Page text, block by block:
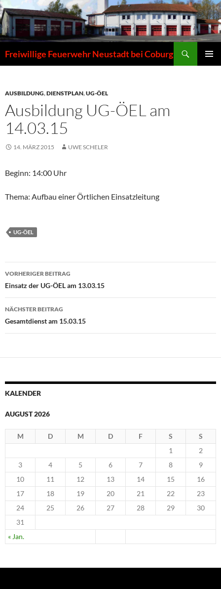
Zum
Inhalt
springen
Freiwillige Feuerwehr Neustadt bei Coburg
AUSBILDUNG,DIENSTPLAN,UG-ÖEL
Ausbildung UG-ÖEL am
14.03.15
14. MÄRZ 2015 UWE SCHELER
Beginn: 14:00 Uhr
Thema: Aufbau einer Örtlichen Einsatzleitung
UG-ÖEL
Beitragsnavigation
VORHERIGER BEITRAG
Einsatz der UG-ÖEL am 13.03.15
NÄCHSTER BEITRAG
Gesamtdienst am 15.03.15
KALENDER
AUGUST 2026
M D M D F S S
« Jan.
1
2
3
4 5 6 7 8
9
10
11 12 13 14 15
16
17
18 19 20 21 22
23
24
25 26 27 28 29
30
31